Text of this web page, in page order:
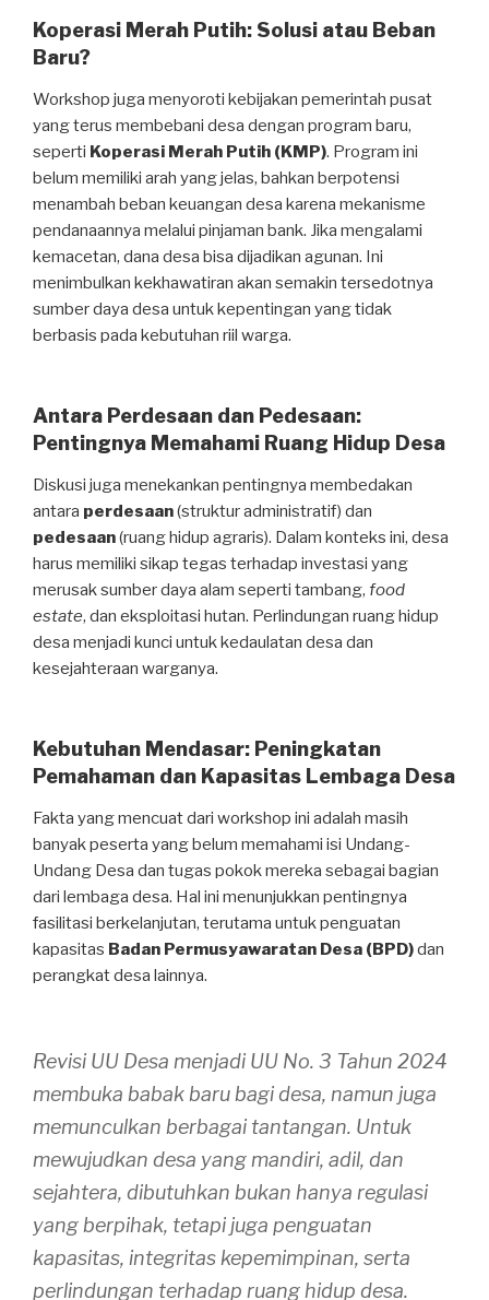
Koperasi Merah Putih: Solusi atau Beban
Baru?
Workshop juga menyoroti kebijakan pemerintah pusat
yang terus membebani desa dengan program baru,
seperti Koperasi Merah Putih (KMP). Program ini
belum memiliki arah yang jelas, bahkan berpotensi
menambah beban keuangan desa karena mekanisme
pendanaannya melalui pinjaman bank. Jika mengalami
kemacetan, dana desa bisa dijadikan agunan. Ini
menimbulkan kekhawatiran akan semakin tersedotnya
sumber daya desa untuk kepentingan yang tidak
berbasis pada kebutuhan riil warga.
Antara Perdesaan dan Pedesaan:
Pentingnya Memahami Ruang Hidup Desa
Diskusi juga menekankan pentingnya membedakan
antara perdesaan(struktur administratif) dan
pedesaan(ruang hidup agraris). Dalam konteks ini, desa
harus memiliki sikap tegas terhadap investasi yang
merusak sumber daya alam seperti tambang, food
estate, dan eksploitasi hutan. Perlindungan ruang hidup
desa menjadi kunci untuk kedaulatan desa dan
kesejahteraan warganya.
Kebutuhan Mendasar: Peningkatan
Pemahaman dan Kapasitas Lembaga Desa
Fakta yang mencuat dari workshop ini adalah masih
banyak peserta yang belum memahami isi Undang-
Undang Desa dan tugas pokok mereka sebagai bagian
dari lembaga desa. Hal ini menunjukkan pentingnya
fasilitasi berkelanjutan, terutama untuk penguatan
kapasitas Badan Permusyawaratan Desa (BPD)dan
perangkat desa lainnya.
Revisi UU Desa menjadi UU No. 3 Tahun 2024
membuka babak baru bagi desa, namun juga
memunculkan berbagai tantangan. Untuk
mewujudkan desa yang mandiri, adil, dan
sejahtera, dibutuhkan bukan hanya regulasi
yang berpihak, tetapi juga penguatan
kapasitas, integritas kepemimpinan, serta
perlindungan terhadap ruang hidup desa.